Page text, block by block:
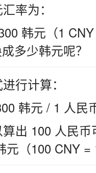
率为：
韩元（1
多少韩元呢？
行计算：
韩元 / 1 人民
出 100 人民
元（100 CNY =